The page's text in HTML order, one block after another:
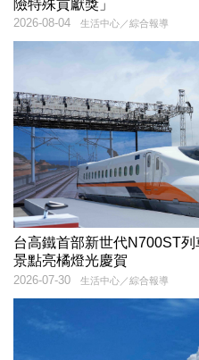
險特殊貢獻獎」
生活中心／綜合報導
2026-08-04
台高鐵首部新世代N700ST
景點亮橘燈光慶賀
生活中心／綜合報導
2026-07-30